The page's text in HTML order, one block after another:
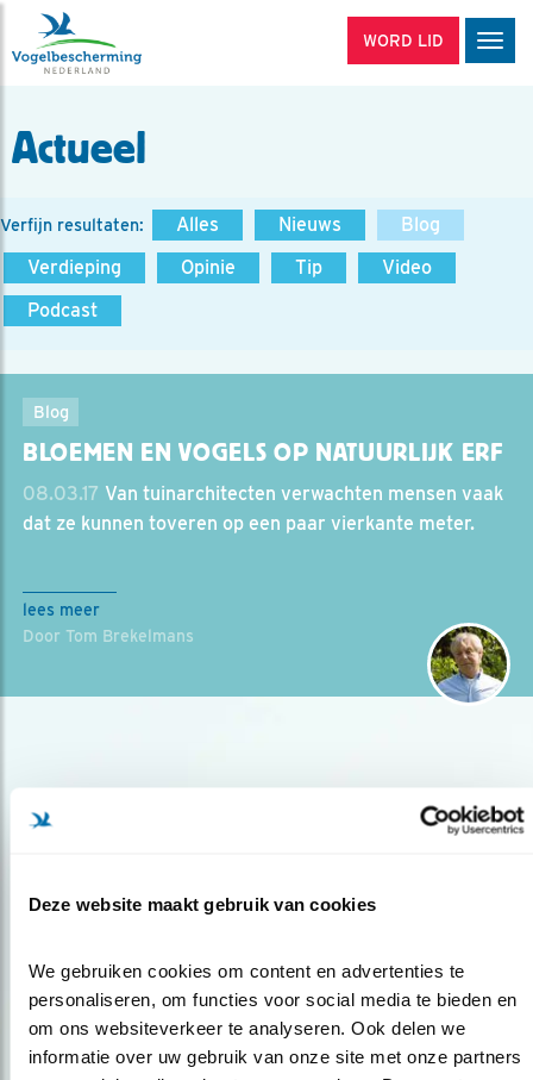
Deze website maakt gebruik van cookies
We gebruiken cookies om content en advertenties te
personaliseren, om functies voor social media te bieden en
om ons websiteverkeer te analyseren. Ook delen we
informatie over uw gebruik van onze site met onze partners
WORD LID
Actueel
Verfijn resultaten: Alles Nieuws
Blog
Verdieping
Opinie Tip
Video
Podcast
Blog
BLOEMEN EN VOGELS OP NATUURLIJK ERF
08.03.17 Van tuinarchitecten verwachten mensen vaak
dat ze kunnen toveren op een paar vierkante meter.
lees meer
Door Tom Brekelmans
Meld je aan en ontvang nieuws, inspiratie, acties en tips
over vogels en activiteiten van Vogelbescherming.
AANMELDEN VOGELNIEUWS